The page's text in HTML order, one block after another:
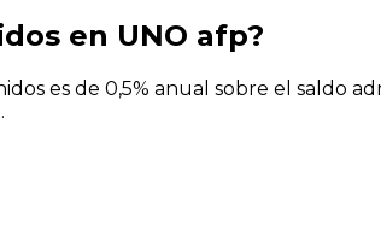
en UNO afp?
es de 0,5% anual sobre el saldo